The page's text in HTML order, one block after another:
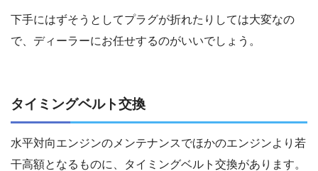
下手にはずそうとしてプラグが折れたりしては大変なの
で、ディーラーにお任せするのがいいでしょう。
タイミングベルト交換
水平対向エンジンのメンテナンスでほかのエンジンより若
干高額となるものに、タイミングベルト交換があります。